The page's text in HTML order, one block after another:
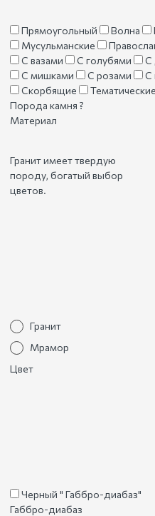
Прямоугольный Волна
Мусульманские
С вазами
С голубями С
С мишками
С розами С
Скорбящие
Тематические
Порода камня ?
Материал
Гранит имеет твердую
породу, богатый выбор
цветов.
Гранит
Мрамор
Цвет
Черный " Габбро-диабаз"
Габбро-диабаз